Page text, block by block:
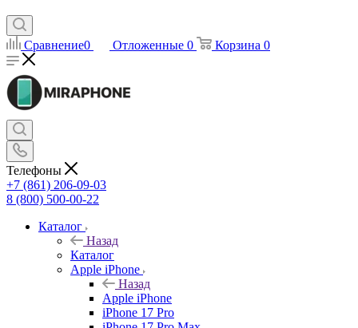
Сравнение0 Отложенные 0 Корзина 0
Телефоны
+7 (861) 206-09-03
8 (800) 500-00-22
Каталог
Назад
Каталог
Apple iPhone
Назад
Apple iPhone
iPhone 17 Pro